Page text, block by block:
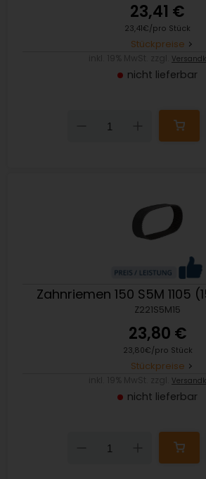
23,41 €
23,41€/pro Stück
Stückpreise
nicht lieferbar
Down
Zahnriemen 150 S5M 1105
Z221S5M15
23,80 €
23,80€/pro Stück
Stückpreise
nicht lieferbar
Down